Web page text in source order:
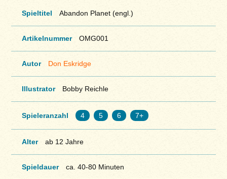
Spieltitel Abandon Planet (engl.)
Artikelnummer OMG001
Autor Don Eskridge
Illustrator Bobby Reichle
Spieleranzahl 4 5 6 7+
Alter ab 12 Jahre
Spieldauer ca. 40-80 Minuten